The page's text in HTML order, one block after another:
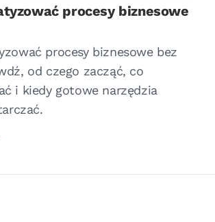
procesy biznesowe
procesy biznesowe bez
od czego zacząć, co
i kiedy gotowe narzędzia